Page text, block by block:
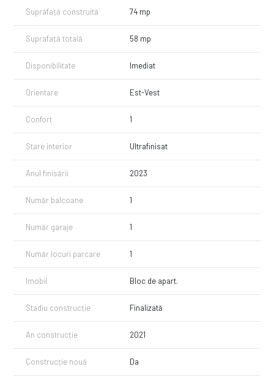
Suprafață construită 74 mp
Suprafață totală 58 mp
Disponibilitate Imediat
Orientare Est-Vest
Confort 1
Stare interior Ultrafinisat
Anul finisării 2023
Număr balcoane 1
Număr garaje 1
Număr locuri parcare 1
Imobil Bloc de apart.
Stadiu construcție Finalizată
An construcție 2021
Construcție nouă Da